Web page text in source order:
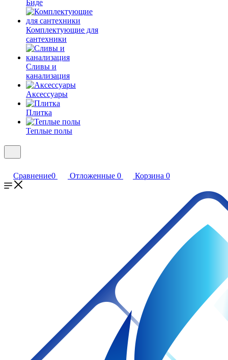
Биде
Комплектующие для
сантехники
Сливы и
канализация
Аксессуары
Плитка
Теплые полы
Сравнение0 Отложенные 0 Корзина 0